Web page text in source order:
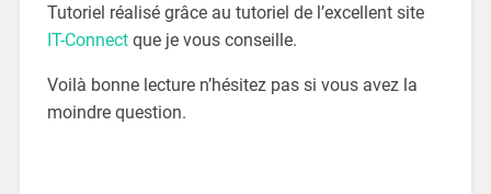
Tutoriel réalisé grâce au tutoriel de l’excellent site
IT-Connectque je vous conseille.
Voilà bonne lecture n’hésitez pas si vous avez la
moindre question.